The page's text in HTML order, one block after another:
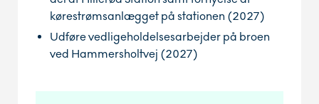
kørestrømsanlægget på stationen (2027)
Udføre vedligeholdelsesarbejder på broen
ved Hammersholtvej (2027)